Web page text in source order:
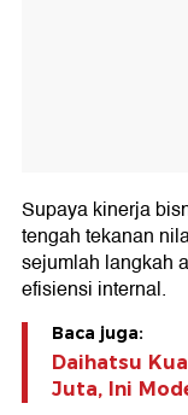
Supaya kinerja
tengah tekanan
sejumlah langkah
efisiensi internal.
Baca juga:
Daihatsu
Juta, Ini